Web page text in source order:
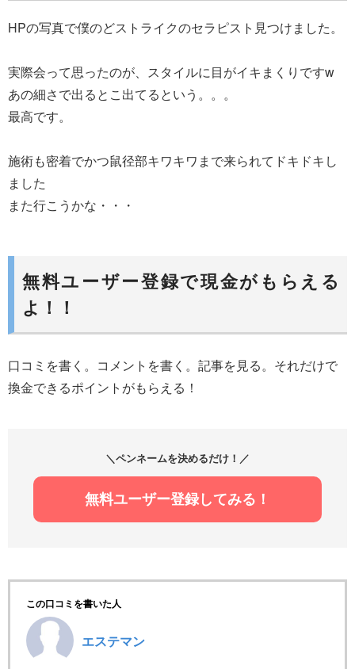
HPの写真で僕のどストライクのセラピスト見つけました。
実際会って思ったのが、スタイルに目がイキまくりですw
あの細さで出るとこ出てるという。。。
最高です。
施術も密着でかつ鼠径部キワキワまで来られてドキドキし
ました
また行こうかな・・・
無料ユーザー登録で現金がもらえる
よ！！
口コミを書く。コメントを書く。記事を見る。それだけで
換金できるポイントがもらえる！
＼ペンネームを決めるだけ！／
無料ユーザー登録してみる！
この口コミを書いた人
エステマン